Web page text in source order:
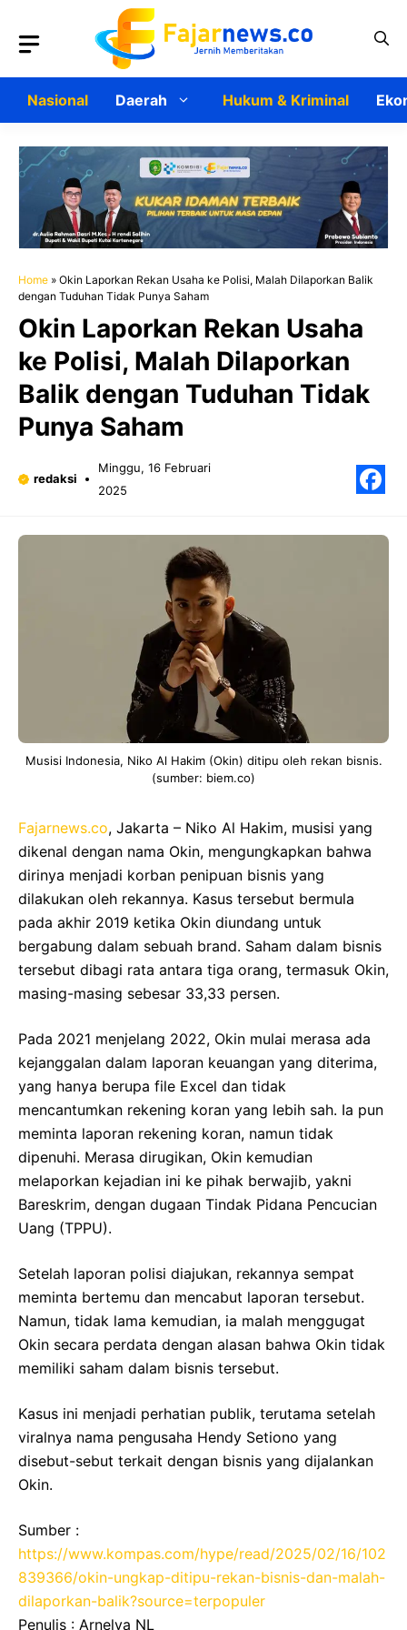
Nasional Daerah Hukum & Kriminal
Home » Okin Laporkan Rekan Usaha ke Polisi, Malah Dilaporkan Balik
dengan Tuduhan Tidak Punya Saham
Okin Laporkan Rekan Usaha
ke Polisi, Malah Dilaporkan
Balik dengan Tuduhan Tidak
Punya Saham
redaksi
Minggu, 16 Februari
2025
Musisi Indonesia, Niko Al Hakim (Okin) ditipu oleh rekan bisnis.
(sumber: biem.co)
Fajarnews.co, Jakarta – Niko Al Hakim, musisi yang
dikenal dengan nama Okin, mengungkapkan bahwa
dirinya menjadi korban penipuan bisnis yang
dilakukan oleh rekannya. Kasus tersebut bermula
pada akhir 2019 ketika Okin diundang untuk
bergabung dalam sebuah brand. Saham dalam bisnis
tersebut dibagi rata antara tiga orang, termasuk Okin,
masing-masing sebesar 33,33 persen.
Pada 2021 menjelang 2022, Okin mulai merasa ada
kejanggalan dalam laporan keuangan yang diterima,
yang hanya berupa file Excel dan tidak
mencantumkan rekening koran yang lebih sah. Ia pun
meminta laporan rekening koran, namun tidak
dipenuhi. Merasa dirugikan, Okin kemudian
melaporkan kejadian ini ke pihak berwajib, yakni
Bareskrim, dengan dugaan Tindak Pidana Pencucian
Uang (TPPU).
Setelah laporan polisi diajukan, rekannya sempat
meminta bertemu dan mencabut laporan tersebut.
Namun, tidak lama kemudian, ia malah menggugat
Okin secara perdata dengan alasan bahwa Okin tidak
memiliki saham dalam bisnis tersebut.
Kasus ini menjadi perhatian publik, terutama setelah
viralnya nama pengusaha Hendy Setiono yang
disebut-sebut terkait dengan bisnis yang dijalankan
Okin.
Sumber :
https://www.kompas.com/hype/read/2025/02/16/102
839366/okin-ungkap-ditipu-rekan-bisnis-dan-malah-
dilaporkan-balik?source=terpopuler
Penulis : Arnelya NL